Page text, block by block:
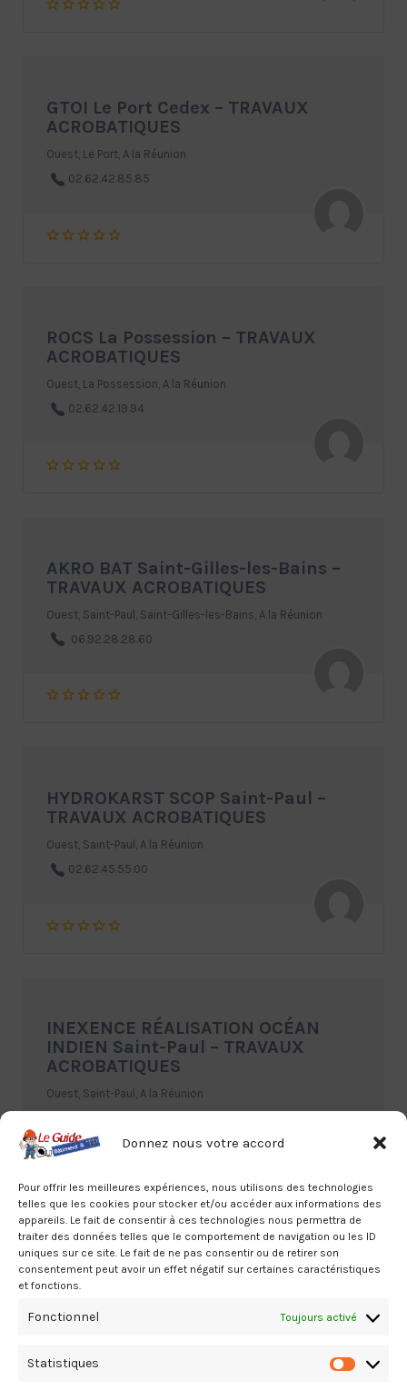
Donnez nous votre accord
Pour offrir les meilleures expériences, nous utilisons des technologies
telles que les cookies pour stocker et/ou accéder aux informations des
appareils. Le fait de consentir à ces technologies nous permettra de
traiter des données telles que le comportement de navigation ou les ID
uniques sur ce site. Le fait de ne pas consentir ou de retirer son
consentement peut avoir un effet négatif sur certaines caractéristiques
et fonctions.
Fonctionnel Toujours activé
Statistiques
GTOI Le Port Cedex – TRAVAUX
ACROBATIQUES
Ouest, Le Port, A la Réunion
02.62.42.85.85
ROCS La Possession – TRAVAUX
ACROBATIQUES
Ouest, La Possession, A la Réunion
02.62.42.19.94
AKRO BAT Saint-Gilles-les-Bains –
TRAVAUX ACROBATIQUES
Ouest, Saint-Paul, Saint-Gilles-les-Bains, A la Réunion
06.92.28.28.60
HYDROKARST SCOP Saint-Paul –
TRAVAUX ACROBATIQUES
Ouest, Saint-Paul, A la Réunion
02.62.45.55.00
INEXENCE RÉALISATION OCÉAN
INDIEN Saint-Paul – TRAVAUX
ACROBATIQUES
Ouest, Saint-Paul, A la Réunion
MAFATE HELICOPTERES Salazie –
Nord, Salazie, A la Réunion